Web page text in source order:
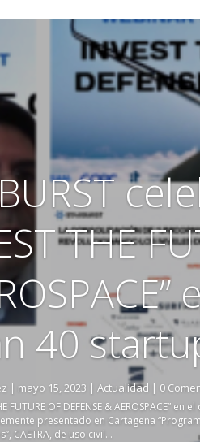
THE
40
| mayo 15, 2023 | Actualidad | 0
FUTURE OF DEFENSE & AEROSPACE”
presentado en Cartagena
CAETRA, de uso civil...